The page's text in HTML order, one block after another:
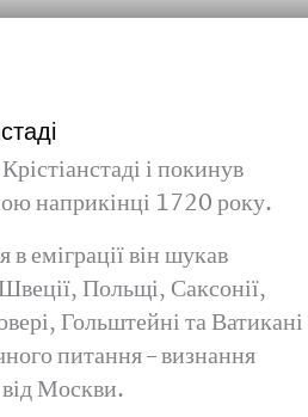
і покинув
наприкінці 1720 року.
еміграції він шукав
Польщі, Саксонії,
Гольштейні та Ватикані
питання – визнання
Москви.